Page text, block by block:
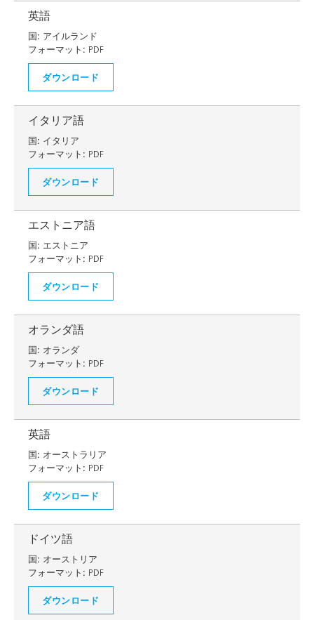
英語
国: アイルランド
フォーマット: PDF
ダウンロード
イタリア語
国: イタリア
フォーマット: PDF
ダウンロード
エストニア語
国: エストニア
フォーマット: PDF
ダウンロード
オランダ語
国: オランダ
フォーマット: PDF
ダウンロード
英語
国: オーストラリア
フォーマット: PDF
ダウンロード
ドイツ語
国: オーストリア
フォーマット: PDF
ダウンロード